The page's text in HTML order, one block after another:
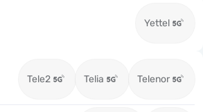
Yettel
Tele2 Telia Telenor